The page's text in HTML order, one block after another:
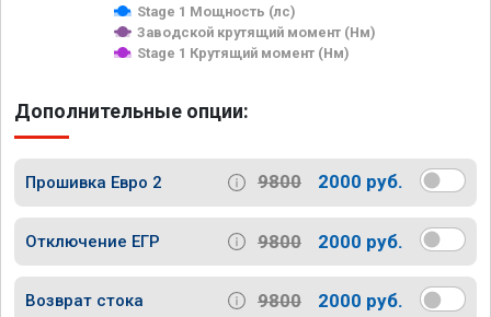
Stage 1 Мощность (лс)
Заводской крутящий момент (Нм)
Stage 1 Крутящий момент (Нм)
Дополнительные опции:
Прошивка Евро 2 9800 2000 руб.
Отключение ЕГР 9800 2000 руб.
Возврат стока 9800 2000 руб.